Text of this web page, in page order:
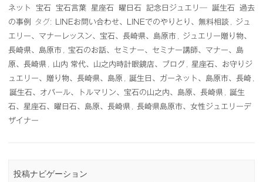
ネット
宝石 宝石言葉 星座石 曜日石 記念日ジュエリ― 誕生石
過去
の事例
タグ: LINEお問い合わせ、LINEでのやりとり、無料相談
ジュ
エリー、マナーレッスン、宝石、長崎県、島原市
ジュエリー贈り物、
長崎県、島原市
宝石のお話、セミナー、セミナー講師、マナー、島
原、長崎県
山内 常代、山之内時計眼鏡店、ブログ
星座石、お守りジ
ュエリー、贈り物、長崎県、島原
誕生日、ガーネット、島原市、長崎
誕生石、オパール、トルマリン、宝石の山之内、島原、長崎県
誕生
石、星座石、曜日石、島原、長崎県
長崎県島原市、女性ジュエリーデ
ザイナー
投稿ナビゲーション